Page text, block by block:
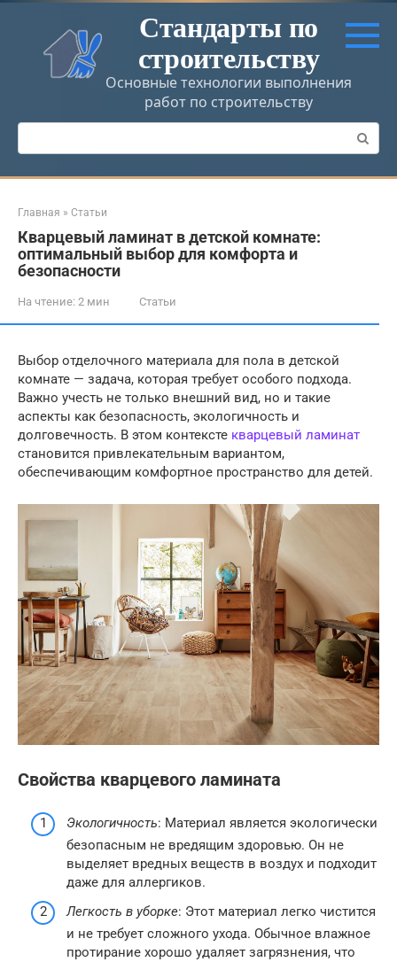
Перейти
контенту
Стандарты по
строительству
Основные технологии выполнения
работ по строительству
Поиск:
Главная » Статьи
Кварцевый ламинат в детской комнате:
оптимальный выбор для комфорта и
безопасности
На чтение: 2 мин Статьи
Выбор отделочного материала для пола в детской
комнате — задача, которая требует особого подхода.
Важно учесть не только внешний вид, но и такие
аспекты как безопасность, экологичность и
долговечность. В этом контексте кварцевый ламинат
становится привлекательным вариантом,
обеспечивающим комфортное пространство для детей.
Свойства кварцевого ламината
Экологичность: Материал является экологически
безопасным не вредящим здоровью. Он не
выделяет вредных веществ в воздух и подходит
даже для аллергиков.
Легкость в уборке: Этот материал легко чистится
и не требует сложного ухода. Обычное влажное
протирание хорошо удаляет загрязнения, что